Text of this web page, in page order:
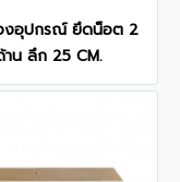
งอุปกรณ์ ยึดน็อต 2
น ลึก 25 CM.